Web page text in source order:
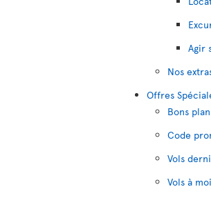
Agir
Nos
Offres
Bons
Code
Vols
Vols à